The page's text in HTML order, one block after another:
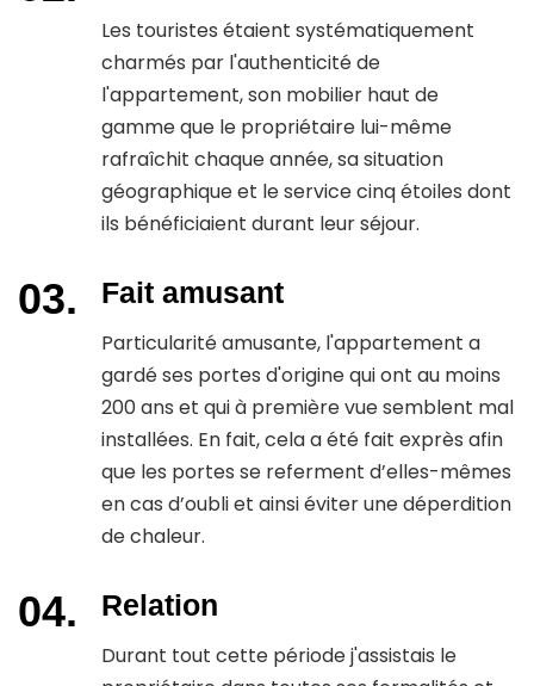
Les touristes étaient systématiquement
charmés par l'authenticité de
l'appartement, son mobilier haut de
gamme que le propriétaire lui-même
rafraîchit chaque année, sa situation
géographique et le service cinq étoiles dont
ils bénéficiaient durant leur séjour.
Fait amusant
Particularité amusante, l'appartement a
gardé ses portes d'origine qui ont au moins
200 ans et qui à première vue semblent mal
installées. En fait, cela a été fait exprès afin
que les portes se referment d’elles-mêmes
en cas d’oubli et ainsi éviter une déperdition
de chaleur.
Relation
Durant tout cette période j'assistais le